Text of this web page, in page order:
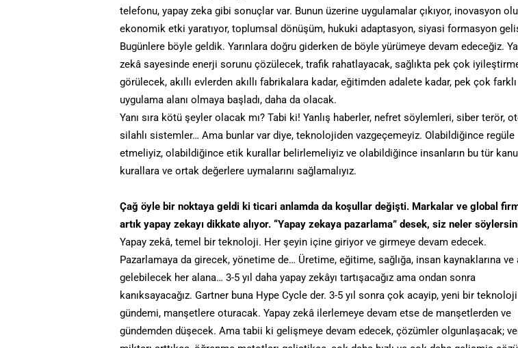
telefonu, yapay zeka gibi sonuçlar var. Bunun üzerine uygulamalar çıkıyor, inovasyon
ekonomik etki yaratıyor, toplumsal dönüşüm, hukuki adaptasyon, siyasi formasyon
Bugünlere böyle geldik. Yarınlara doğru giderken de böyle yürümeye devam edeceğiz.
zekâ sayesinde enerji sorunu çözülecek, trafik rahatlayacak, sağlıkta pek çok
görülecek, akıllı evlerden akıllı fabrikalara kadar, eğitimden adalete kadar, pek çok farklı
uygulama alanı olmaya başladı, daha da olacak.
Yanı sıra kötü şeyler olacak mı? Tabi ki! Yanlış haberler, nefret söylemleri, siber terör,
silahlı sistemler… Ama bunlar var diye, teknolojiden vazgeçemeyiz. Olabildiğince regüle
etmeliyiz, olabildiğince etik kurallar belirlemeliyiz ve olabildiğince insanların bu tür
kurallara ve ortak değerlere uymalarını sağlamalıyız.
Çağ öyle bir noktaya geldi ki ticari anlamda da koşullar değişti. Markalar ve global
artık yapay zekayı dikkate alıyor. “Yapay zekaya pazarlama” desek, siz neler
Yapay zekâ, temel bir teknoloji. Her şeyin içine giriyor ve girmeye devam edecek.
Pazarlamaya da girecek, yönetime de… Üretime, eğitime, sağlığa, insan kaynaklarına ve
gelebilecek her alana… 3-5 yıl daha yapay zekâyı tartışacağız ama ondan sonra
kanıksayacağız. Gartner buna Hype Cycle der. 3-5 yıl sonra çok acayip, yeni bir teknoloji
gündemi, manşetlere oturacak. Yapay zekâ ilerlemeye devam etse de manşetlerden ve
gündemden düşecek. Ama tabii ki gelişmeye devam edecek, çözümler olgunlaşacak;